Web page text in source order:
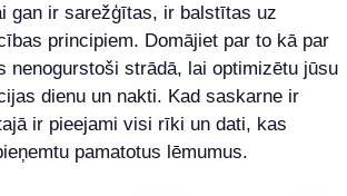
gan ir sarežģītas, ir balstītas uz
principiem. Domājiet par to kā par
nenogurstoši strādā, lai optimizētu jūsu
dienu un nakti. Kad saskarne ir
ir pieejami visi rīki un dati, kas
pamatotus lēmumus.